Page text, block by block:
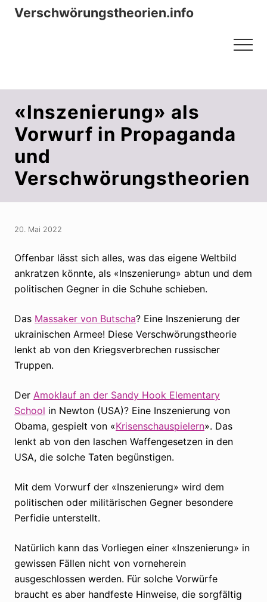
Menu
Zum
ZurVerschwörungstheorien.info
Menu
«Inszenierung» als
Vorwurf in Propaganda
und
Verschwörungstheorien
20. Mai 2022
Offenbar lässt sich alles, was das eigene Weltbild
ankratzen könnte, als «Inszenierung» abtun und dem
politischen Gegner in die Schuhe schieben.
Das Massaker von Butscha? Eine Inszenierung der
ukrainischen Armee! Diese Verschwörungstheorie
lenkt ab von den Kriegsverbrechen russischer
Truppen.
Der Amoklauf an der Sandy Hook Elementary
School in Newton (USA)? Eine Inszenierung von
Obama, gespielt von «Krisenschauspielern». Das
lenkt ab von den laschen Waffengesetzen in den
USA, die solche Taten begünstigen.
Mit dem Vorwurf der «Inszenierung» wird dem
politischen oder militärischen Gegner besondere
Perfidie unterstellt.
Natürlich kann das Vorliegen einer «Inszenierung» in
gewissen Fällen nicht von vorneherein
ausgeschlossen werden. Für solche Vorwürfe
braucht es aber handfeste Hinweise, die sorgfältig